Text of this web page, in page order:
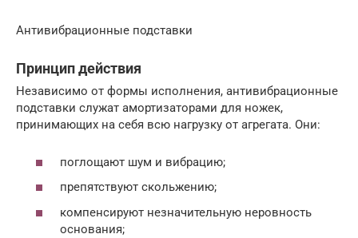
Антивибрационные подставки
Принцип действия
Независимо от формы исполнения, антивибрационные
подставки служат амортизаторами для ножек,
принимающих на себя всю нагрузку от агрегата. Они:
поглощают шум и вибрацию;
препятствуют скольжению;
компенсируют незначительную неровность
основания;